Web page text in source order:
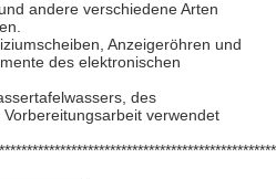
andere verschiedene Arten
Anzeigeröhren und
des elektronischen
des
verwendet